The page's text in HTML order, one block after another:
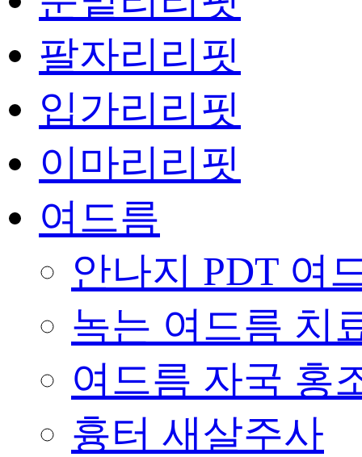
팔자리리핏
입가리리핏
이마리리핏
여드름
안나지 PDT 여
녹는 여드름 치
여드름 자국 홍
흉터 새살주사